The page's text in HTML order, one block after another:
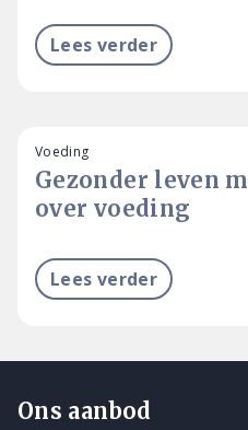
Lees verder
Gezonder leven
over voeding
Voeding
Lees verder
Ons aanbod